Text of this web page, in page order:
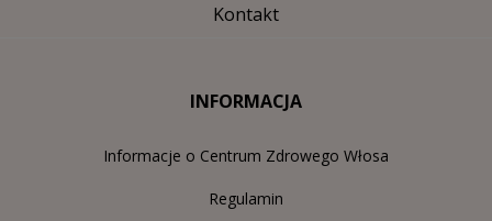
Kontakt
INFORMACJA
Informacje o Centrum Zdrowego Włosa
Regulamin